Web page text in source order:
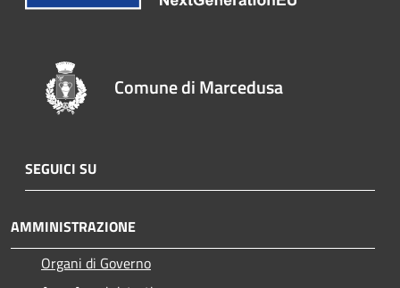
Comune di Marcedusa
SEGUICI SU
AMMINISTRAZIONE
Organi di Governo